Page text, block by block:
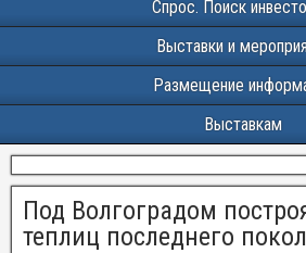
Спрос. Поиск
Выставки и
Размещение
Выставкам
Под Волгоградом
теплиц последнего